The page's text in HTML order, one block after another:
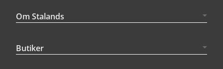
Om Stalands
Butiker